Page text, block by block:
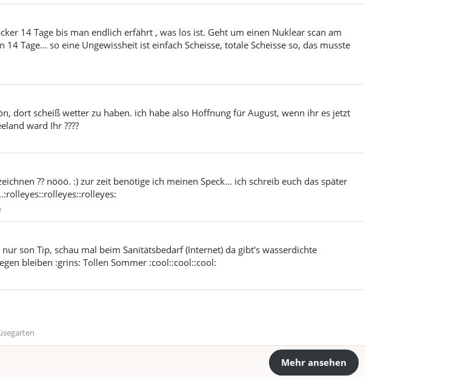
14 Tage bis man endlich erfährt , was los ist. Geht um einen Nuklear scan am
Tage... so eine Ungewissheit ist einfach Scheisse, totale Scheisse so, das musste
dort scheiß wetter zu haben. ich habe also Hoffnung für August, wenn ihr es jetzt
ward Ihr ????
?? nööö. :) zur zeit benötige ich meinen Speck... ich schreib euch das später
son Tip, schau mal beim Sanitätsbedarf (Internet) da gibt's wasserdichte
bleiben :grins: Tollen Sommer :cool::cool::cool:
Mehr ansehen